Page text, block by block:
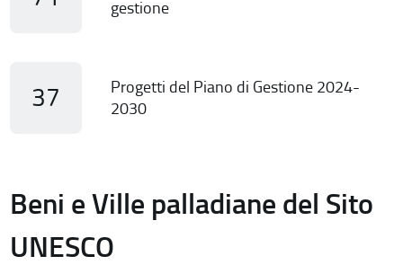
gestione
37
Progetti del Piano di Gestione 2024-
2030
Beni e Ville palladiane del Sito
UNESCO